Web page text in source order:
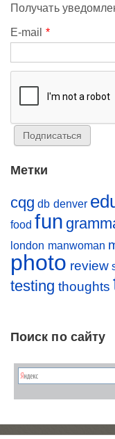
Получать
E-mail *
Метки
cqg db denver
food fun
london manwoman
photo review
testing thoughts
Поиск по сайту